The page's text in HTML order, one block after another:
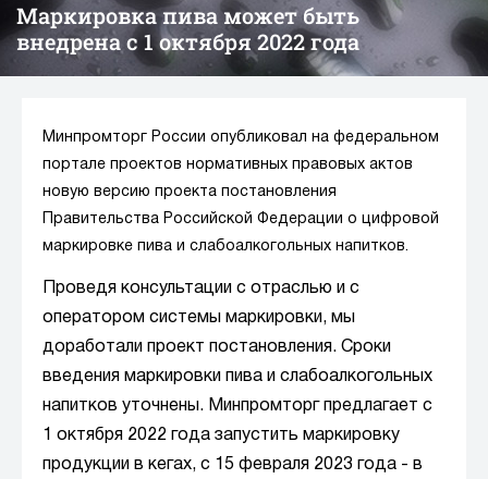
Маркировка пива может быть
внедрена с 1 октября 2022 года
Минпромторг России опубликовал на федеральном
портале проектов нормативных правовых актов
новую версию проекта постановления
Правительства Российской Федерации о цифровой
маркировке пива и слабоалкогольных напитков.
Проведя консультации с отраслью и с
оператором системы маркировки, мы
доработали проект постановления. Сроки
введения маркировки пива и слабоалкогольных
напитков уточнены. Минпромторг предлагает с
1 октября 2022 года запустить маркировку
продукции в кегах, с 15 февраля 2023 года - в